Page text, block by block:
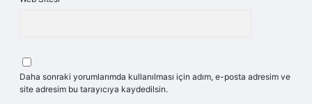
Daha sonraki yorumlarımda kullanılması için adım, e-posta adresim ve
site adresim bu tarayıcıya kaydedilsin.